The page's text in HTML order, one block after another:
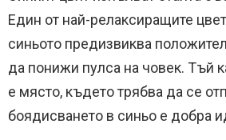
Един от най-релаксиращите
синьото предизвиква
да понижи пулса на човек. Тъй
е място, където трябва да се
боядисването в синьо е добра